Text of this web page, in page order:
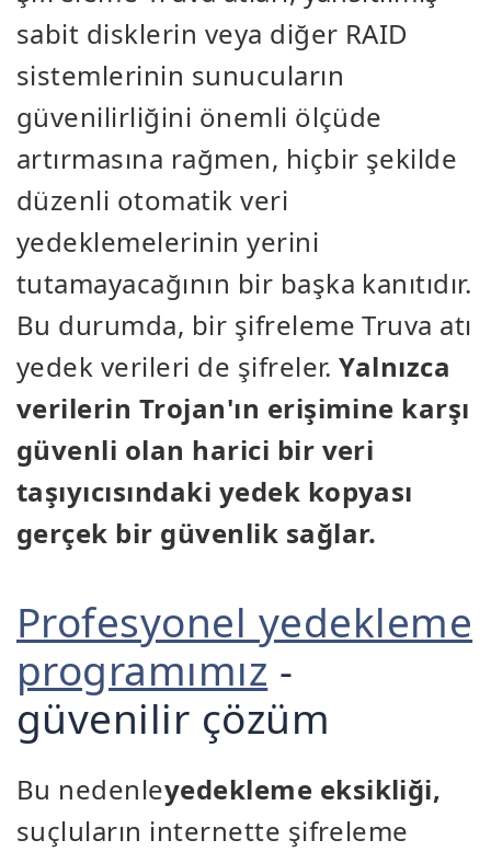
sabit disklerin veya diğer RAID
sistemlerinin sunucuların
güvenilirliğini önemli ölçüde
artırmasına rağmen, hiçbir şekilde
düzenli otomatik veri
yedeklemelerinin yerini
tutamayacağının bir başka kanıtıdır.
Bu durumda, bir şifreleme Truva atı
yedek verileri de şifreler.Yalnızca
verilerin Trojan'ın erişimine karşı
güvenli olan harici bir veri
taşıyıcısındaki yedek kopyası
gerçek bir güvenlik sağlar.
Profesyonel yedekleme
programımız -
güvenilir çözüm
Bu nedenleyedekleme eksikliği,
suçluların internette şifreleme